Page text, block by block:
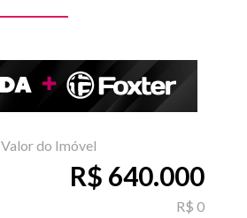
Valor do Imóvel
R$ 640.000
R$ 0